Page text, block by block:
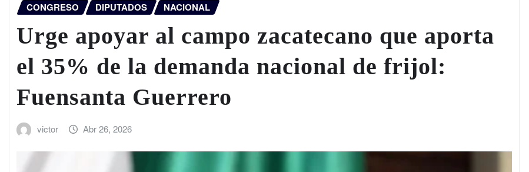
CONGRESO DIPUTADOS NACIONAL
Urge apoyar al campo zacatecano que aporta
el 35% de la demanda nacional de frijol:
Fuensanta Guerrero
victor Abr 26, 2026